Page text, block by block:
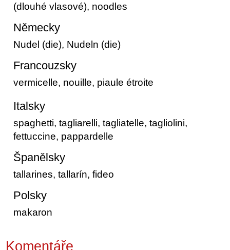
(dlouhé vlasové), noodles
Německy
Nudel (die), Nudeln (die)
Francouzsky
vermicelle, nouille, piaule étroite
Italsky
spaghetti, tagliarelli, tagliatelle, tagliolini,
fettuccine, pappardelle
Španělsky
tallarines, tallarín, fideo
Polsky
makaron
Komentáře